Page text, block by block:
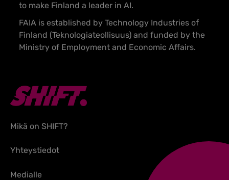
to make Finland a leader in AI.
FAIA is established by Technology Industries of
Finland (Teknologiateollisuus) and funded by the
Ministry of Employment and Economic Affairs.
Mikä on SHIFT?
Yhteystiedot
Medialle